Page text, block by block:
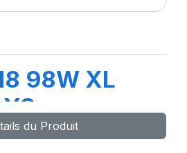
98W XL
du Produit